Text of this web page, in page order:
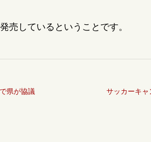
売しているということです。
県が協議 サッカーキ